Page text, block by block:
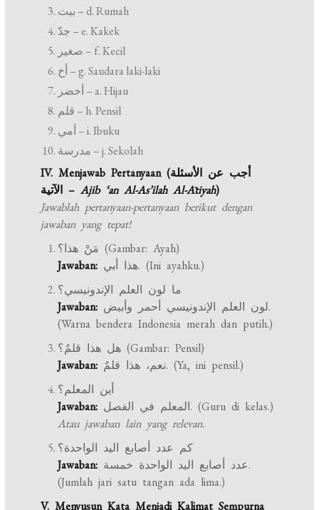
بيت – d. Rumah
جدّ – e. Kakek
صغير – f. Kecil
أخ – g. Saudara laki-laki
أخضر – a. Hijau
قلم – h. Pensil
أمي – i. Ibuku
مدرسة – j. Sekolah
IV. Menjawab Pertanyaan (أجب عن الأسئلة
الآتية –Ajib ‘an Al-As’ilah Al-Ātiyah)
Jawablah pertanyaan-pertanyaan berikut dengan
jawaban yang tepat!
مَنْ هذا؟ (Gambar: Ayah)
Jawaban:
هذا أبي. (Ini ayahku.)
ما لون العلم الإندونيسي؟
Jawaban:
(Warna bendera Indonesia merah dan putih.)
هل هذا قلمٌ؟ (Gambar: Pensil)
Jawaban:
نعم، هذا قلمٌ. (Ya, ini pensil.)
أين المعلم؟
Jawaban:
المعلم في الفصل. (Guru di kelas.)
Atau jawaban lain yang relevan.
كم عدد أصابع اليد الواحدة؟
Jawaban:
(Jumlah jari satu tangan ada lima.)
V. Menyusun Kata Menjadi Kalimat Sempurna